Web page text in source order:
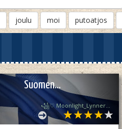
joulu moi putoatjos
Suomen...
꧁♡ Moonlight_Lynner_Lover ♡꧂